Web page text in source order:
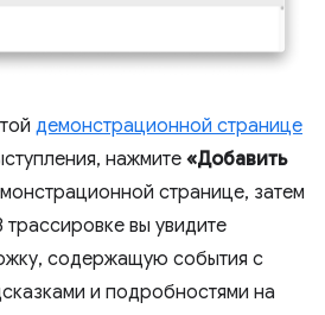
демонстрационной странице
нажмите «Добавить
странице, затем
трассировке вы увидите
содержащую события с
и подробностями на